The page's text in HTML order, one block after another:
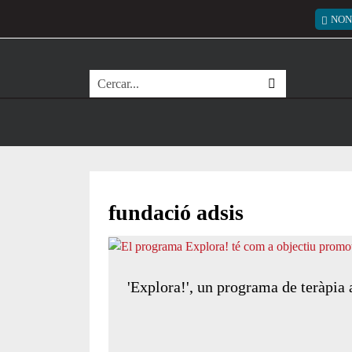
Cerca
fundació adsis
'Explora!', un programa de teràpia